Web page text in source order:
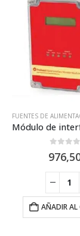
FUENTES DE
AÑADIR AL